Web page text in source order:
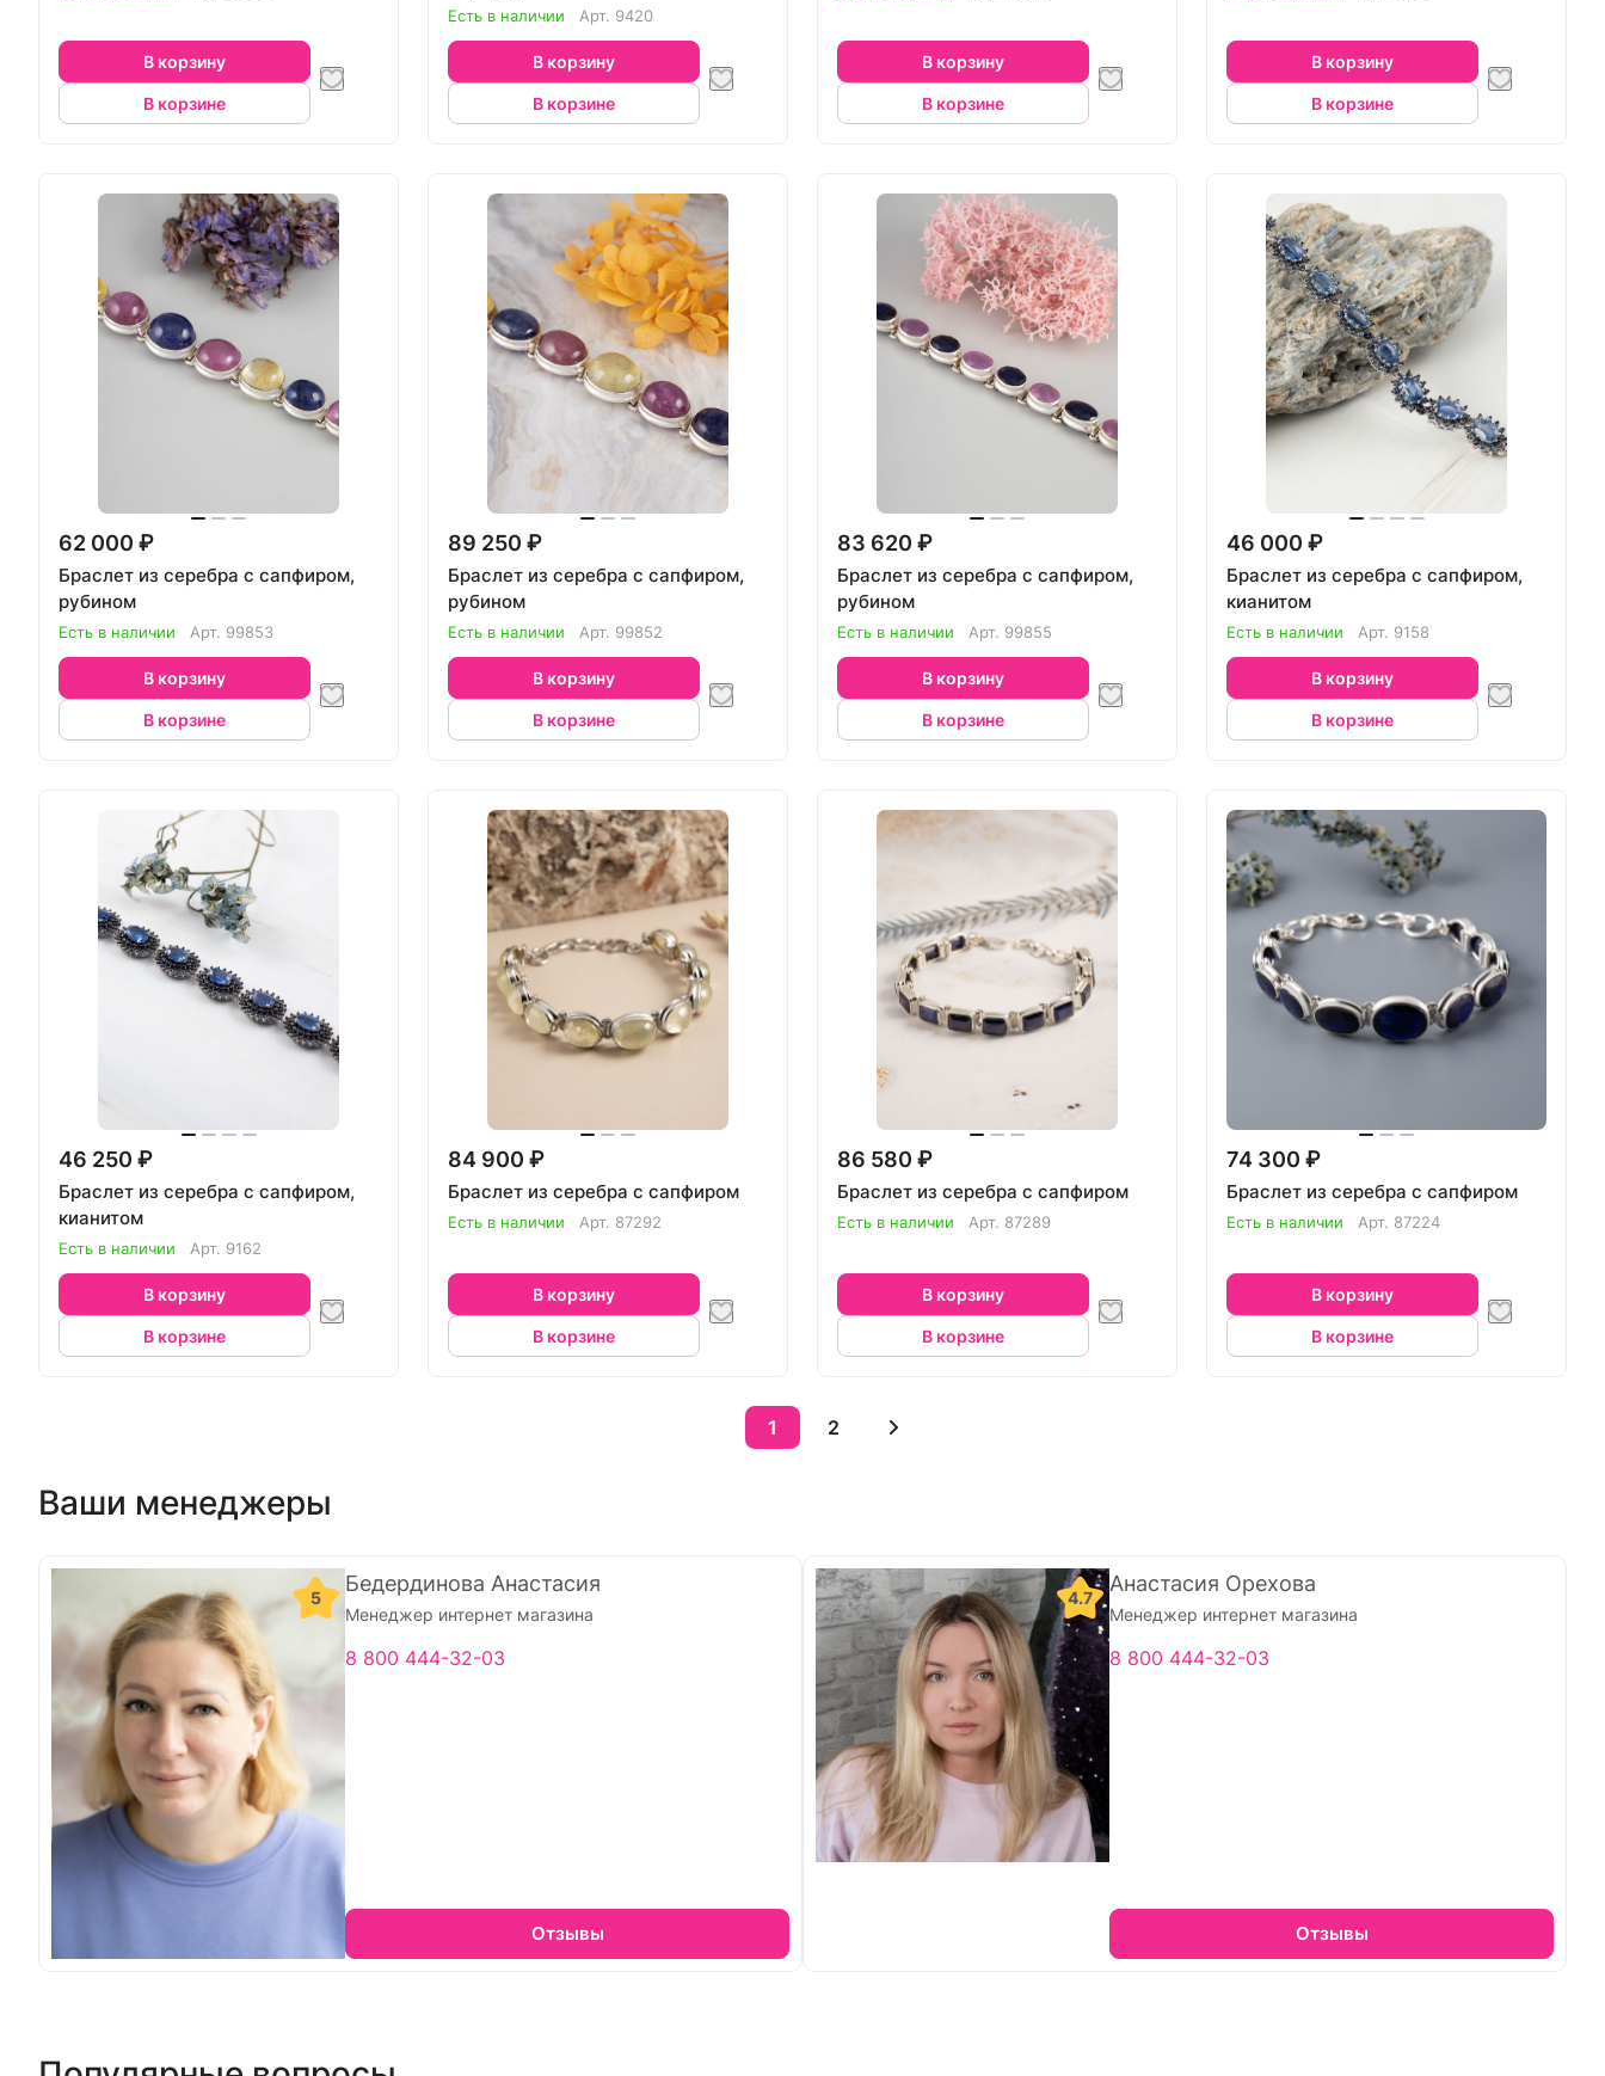
В корзину
В корзине
Есть в наличии Арт. 9420
В корзину
В корзине
В корзину
В корзине
В корзину
В корзине
62 000 ₽
Браслет из серебра с сапфиром,
рубином
Есть в наличии Арт. 99853
В корзину
В корзине
89 250 ₽
Браслет из серебра с сапфиром,
рубином
Есть в наличии Арт. 99852
В корзину
В корзине
83 620 ₽
Браслет из серебра с сапфиром,
рубином
Есть в наличии Арт. 99855
В корзину
В корзине
46 000 ₽
Браслет из серебра с сапфиром,
кианитом
Есть в наличии Арт. 9158
В корзину
В корзине
46 250 ₽
Браслет из серебра с сапфиром,
кианитом
Есть в наличии Арт. 9162
В корзину
В корзине
84 900 ₽
Браслет из серебра с сапфиром
Есть в наличии Арт. 87292
В корзину
В корзине
86 580 ₽
Браслет из серебра с сапфиром
Есть в наличии Арт. 87289
В корзину
В корзине
74 300 ₽
Браслет из серебра с сапфиром
Есть в наличии Арт. 87224
В корзину
В корзине
1 2
Ваши менеджеры
5
Бедердинова Анастасия
Менеджер интернет магазина
8 800 444-32-03
Отзывы
4.7
Анастасия Орехова
Менеджер интернет магазина
8 800 444-32-03
Отзывы